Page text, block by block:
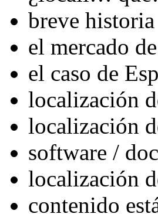
breve
el mercado
el caso de
localización
localización
software /
localización
contenido